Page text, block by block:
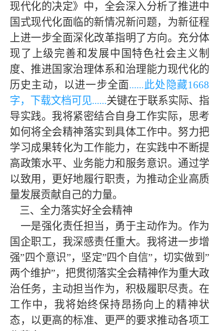
现代化的决定》中，全会深入分析了推进中
国式现代化面临的新情况新问题，为新征程
上进一步全面深化改革指明了方向。充分体
现了上级完善和发展中国特色社会主义制
度、推进国家治理体系和治理能力现代化的
历史主动，以进一步全面......此处隐藏1668
字，下载文档可见......关键在于联系实际、指
导实践。我将紧密结合自身工作实际，思考
如何将全会精神落实到具体工作中。努力把
学习成果转化为工作能力，在实践中不断提
高政策水平、业务能力和服务意识。通过学
以致用，更好地履行职责，为推动企业高质
量发展贡献自己的力量。
三、全力落实好全会精神
一是强化责任担当，勇于主动作为。作为
国企职工，我深感责任重大。我将进一步增
强”四个意识”，坚定”四个自信”，切实做到”
两个维护”，把贯彻落实全会精神作为重大政
治任务，主动担当作为，积极履职尽责。在
工作中，我将始终保持昂扬向上的精神状
态，以更高的标准、更严的要求推动各项工